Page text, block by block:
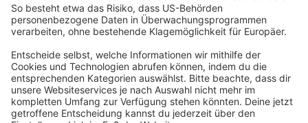
15,99 €